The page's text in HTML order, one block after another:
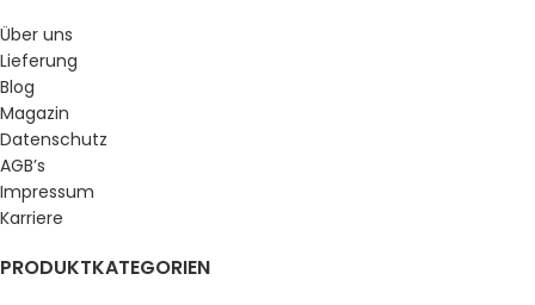
Über uns
Lieferung
Blog
Magazin
Datenschutz
AGB’s
Impressum
Karriere
PRODUKTKATEGORIEN